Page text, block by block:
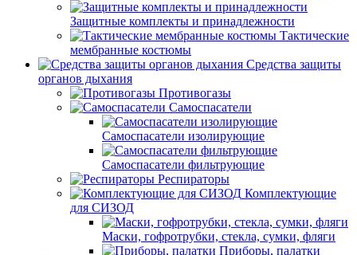
Защитные комплекты и принадлежности
Тактические
мембранные костюмы
Средства защиты
органов дыхания
Противогазы
Самоспасатели
Самоспасатели изолирующие
Самоспасатели фильтрующие
Респираторы
Комплектующие
для СИЗОД
Маски, гофротрубки, стекла, сумки, фляги
Приборы, палатки